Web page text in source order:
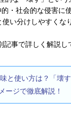
的・社会的な侵害に
い分けしやすくな
記事で詳しく解説し
と使い方は？「壊
ージで徹底解説！